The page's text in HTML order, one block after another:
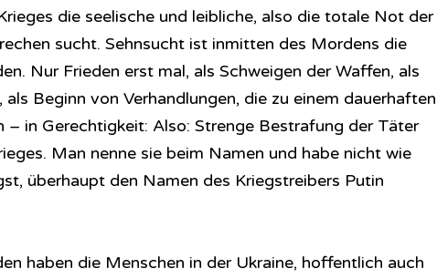
die seelische und leibliche, also die totale Not der
sucht. Sehnsucht ist inmitten des Mordens die
Nur Frieden erst mal, als Schweigen der Waffen, als
Beginn von Verhandlungen, die zu einem dauerhaften
– in Gerechtigkeit: Also: Strenge Bestrafung der Täter
Man nenne sie beim Namen und habe nicht wie
überhaupt den Namen des Kriegstreibers Putin
haben die Menschen in der Ukraine, hoffentlich auch